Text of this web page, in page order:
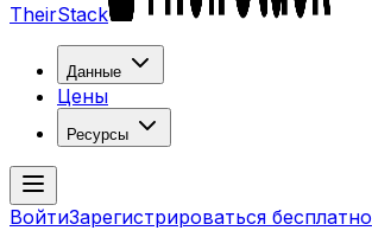
TheirStack
Данные
Цены
Ресурсы
ВойтиЗарегистрироваться бесплатно